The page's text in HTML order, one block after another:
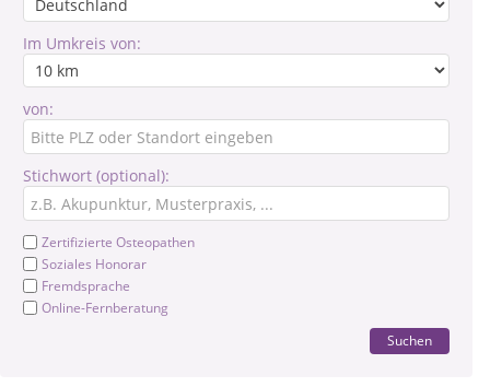
Im Umkreis von:
von:
Stichwort (optional):
Zertifizierte Osteopathen
Soziales Honorar
Fremdsprache
Online-Fernberatung
Suchen